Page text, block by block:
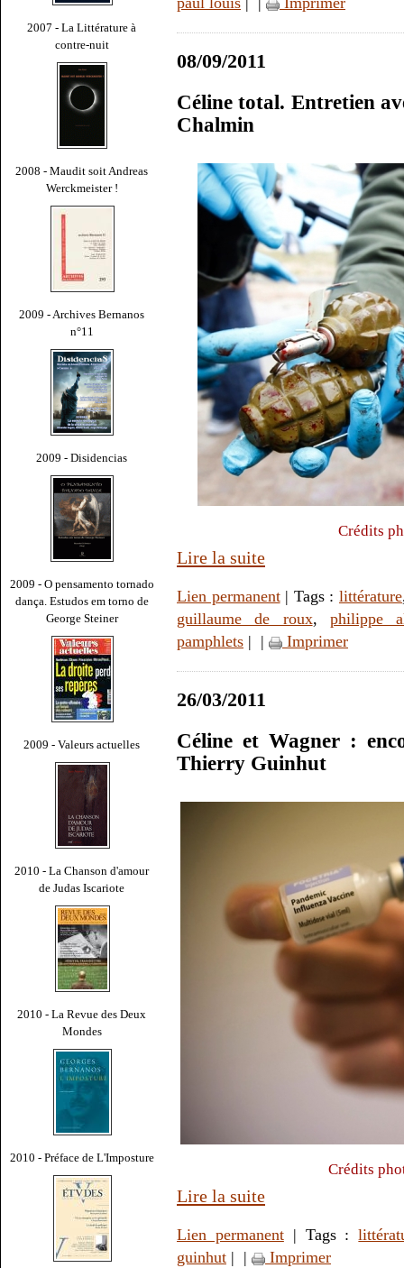
2007 - La Littérature à
contre-nuit
2008 - Maudit soit Andreas
Werckmeister !
2009 - Archives Bernanos
n°11
2009 - Disidencias
2009 - O pensamento tornado
dança. Estudos em torno de
George Steiner
2009 - Valeurs actuelles
2010 - La Chanson d'amour
de Judas Iscariote
2010 - La Revue des Deux
Mondes
2010 - Préface de L'Imposture
08/09/2011
Céline total. Entretien
Chalmin
Crédits
Lire la suite
Lien permanent| Tags : littérature
guillaume de roux, philippe
pamphlets | | Imprimer
26/03/2011
Céline et Wagner :
Thierry Guinhut
Crédits
Lire la suite
Lien permanent| Tags :
guinhut | | Imprimer